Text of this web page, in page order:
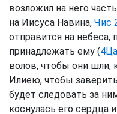
возложил на него
на Иисуса Навина, Чис
отправится на
принадлежать ему (
волов, чтобы они шли,
Илиею, чтобы
будет следовать за
коснулась его сердца